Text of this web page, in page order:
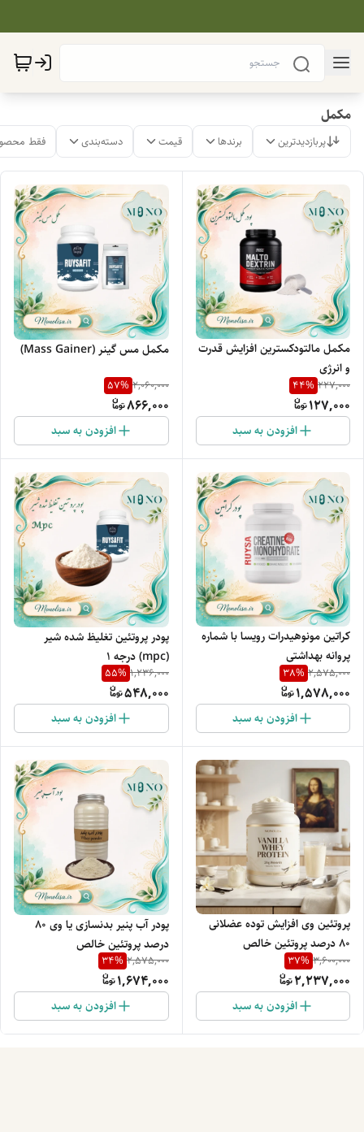
مکمل
پربازدیدترین برندها قیمت دسته‌بندی فقط
مکمل مالتودکسترین افزایش قدرت
و انرژی
227,000
44%
127,000
افزودن به سبد
مکمل مس گینر (Mass Gainer)
2,060,000
57%
866,000
افزودن به سبد
کراتین مونوهیدرات رویسا با شماره
پروانه بهداشتی
2,575,000
38%
1,578,000
افزودن به سبد
پودر پروتئین تغلیظ شده شیر
(mpc) درجه 1
1,236,000
55%
548,000
افزودن به سبد
پروتئین وی افزایش توده عضلانی
80 درصد پروتئین خالص
3,600,000
37%
2,237,000
افزودن به سبد
پودر آب پنیر بدنسازی یا وی 80
درصد پروتئین خالص
2,575,000
34%
1,674,000
افزودن به سبد